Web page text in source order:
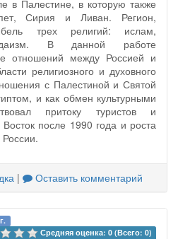
в Палестине, в которую также
Сирия и Ливан. Регион,
трех религий: ислам,
В данной работе
отношений между Россией и
религиозного и духовного
с Палестиной и Святой
и как обмен культурными
притоку туристов и
после 1990 года и роста
России.
| Оставить комментарий
Средняя оценка: 0 (Всего: 0)